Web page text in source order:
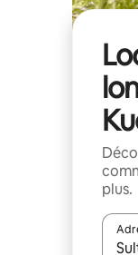
plus.